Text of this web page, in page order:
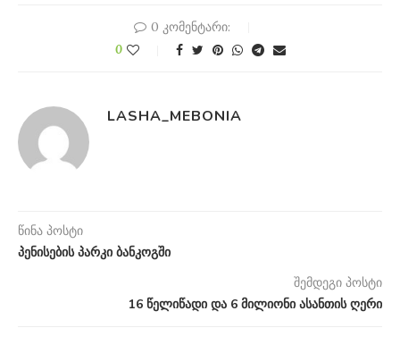
0 კომენტარი:
0
LASHA_MEBONIA
წინა პოსტი
პენისების პარკი ბანკოგში
შემდეგი პოსტი
16 წელიწადი და 6 მილიონი ასანთის ღერი